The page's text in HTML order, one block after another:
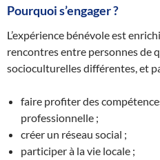
Pourquoi s’engager ?
L’expérience bénévole est
rencontres entre personnes de
socioculturelles différentes, et
faire profiter des
professionnelle ;
créer un réseau social ;
participer à la vie locale ;